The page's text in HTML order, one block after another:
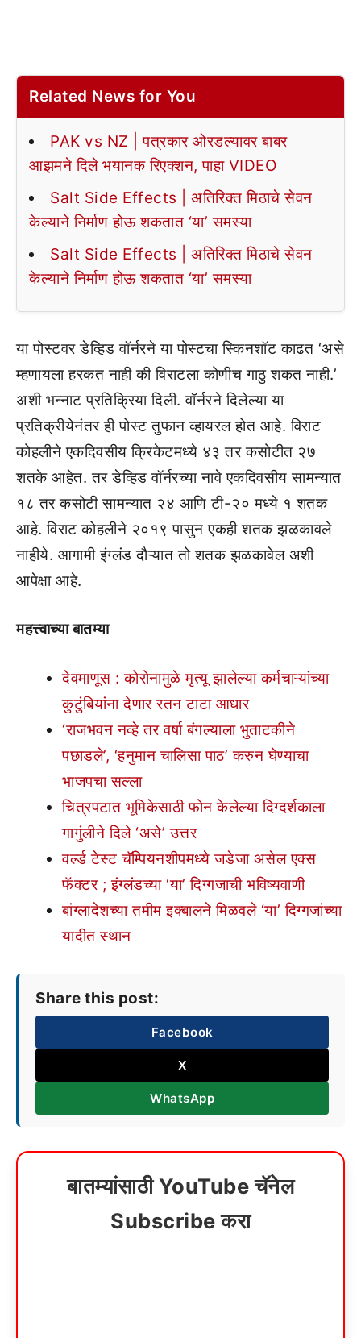
Related News for You
PAK vs NZ | पत्रकार ओरडल्यावर बाबर
आझमने दिले भयानक रिएक्शन, पाहा VIDEO
Salt Side Effects | अतिरिक्त मिठाचे सेवन
केल्याने निर्माण होऊ शकतात ‘या’ समस्या
Salt Side Effects | अतिरिक्त मिठाचे सेवन
केल्याने निर्माण होऊ शकतात ‘या’ समस्या
या पोस्टवर डेव्हिड वॉर्नरने या पोस्टचा स्किनशॉट काढत ‘असे
म्हणायला हरकत नाही की विराटला कोणीच गाठु शकत नाही.’
अशी भन्नाट प्रतिक्रिया दिली. वॉर्नरने दिलेल्या या
प्रतिक्रीयेनंतर ही पोस्ट तुफान व्हायरल होत आहे. विराट
कोहलीने एकदिवसीय क्रिकेटमध्ये ४३ तर कसोटीत २७
शतके आहेत. तर डेव्हिड वॉर्नरच्या नावे एकदिवसीय सामन्यात
१८ तर कसोटी सामन्यात २४ आणि टी-२० मध्ये १ शतक
आहे. विराट कोहलीने २०१९ पासुन एकही शतक झळकावले
नाहीये. आगामी इंग्लंड दौऱ्यात तो शतक झळकावेल अशी
आपेक्षा आहे.
महत्त्वाच्या बातम्या
देवमाणूस : कोरोनामुळे मृत्यू झालेल्या कर्मचाऱ्यांच्या
कुटुंबियांना देणार रतन टाटा आधार
‘राजभवन नव्हे तर वर्षा बंगल्याला भुताटकीने
पछाडले’, ‘हनुमान चालिसा पाठ’ करुन घेण्याचा
भाजपचा सल्ला
चित्रपटात भूमिकेसाठी फोन केलेल्या दिग्दर्शकाला
गागुंलीने दिले ‘असे’ उत्तर
वर्ल्ड टेस्ट चॅम्पियनशीपमध्ये जडेजा असेल एक्स
फॅक्टर ; इंग्लंडच्या ‘या’ दिग्गजाची भविष्यवाणी
बांग्लादेशच्या तमीम इक्बालने मिळवले ‘या’ दिग्गजांच्या
यादीत स्थान
Share this post:
Facebook
X
WhatsApp
बातम्यांसाठी YouTube चॅनेल
Subscribe करा